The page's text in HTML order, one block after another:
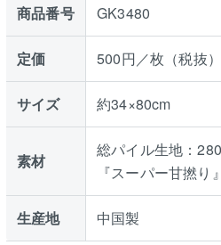
商品番号 GK3480
定価 500円／枚（税抜）
サイズ 約34×80cm
素材
総パイル生地：
『スーパー甘撚り
生産地 中国製